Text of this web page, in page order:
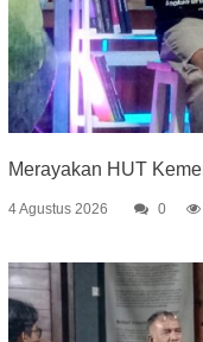
Merayakan HUT
4 Agustus 2026 0